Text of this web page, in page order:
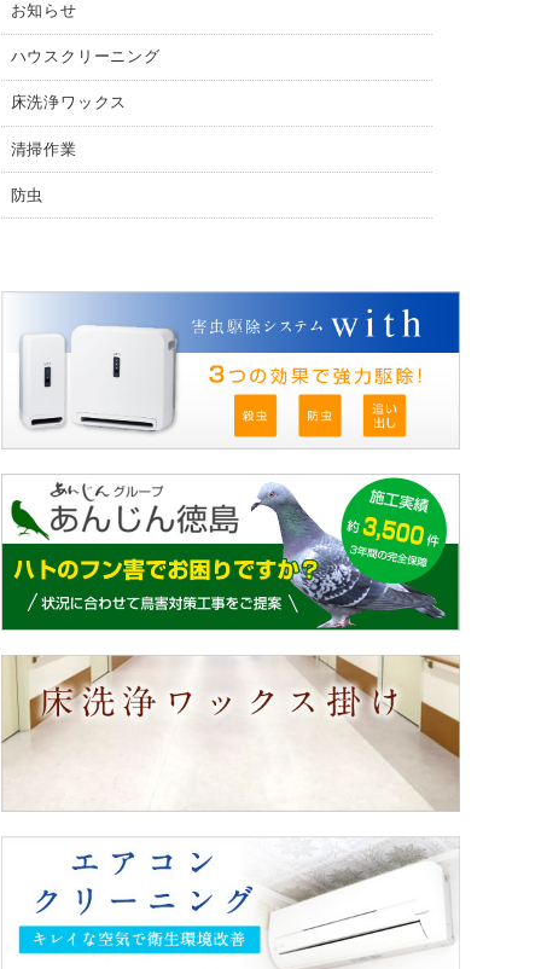
お知らせ
ハウスクリーニング
床洗浄ワックス
清掃作業
防虫